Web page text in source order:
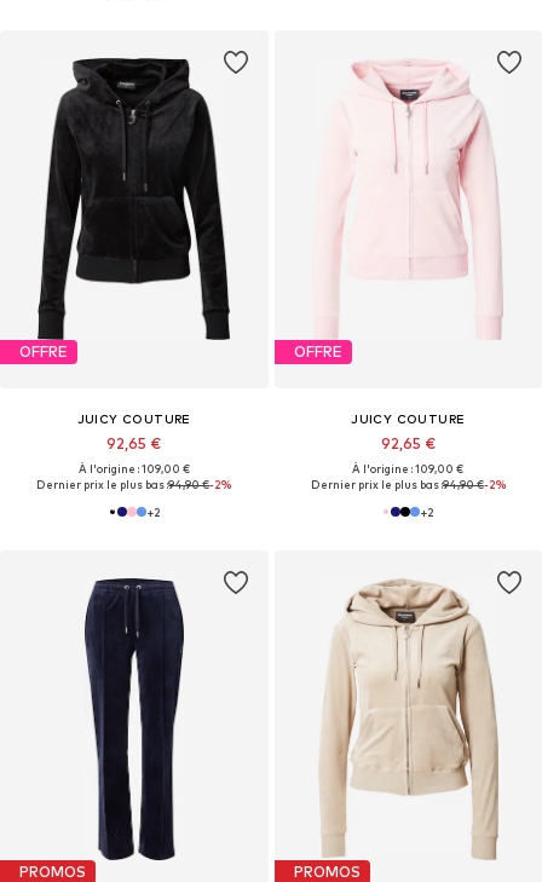
OFFRE
JUICY COUTURE
92,65 €
À l'origine : 109,00 €
Dernier prix le plus bas :94,90 €-2%
+2
OFFRE
JUICY COUTURE
92,65 €
À l'origine : 109,00 €
Dernier prix le plus bas :94,90 €-2%
+2
PROMOS PROMOS